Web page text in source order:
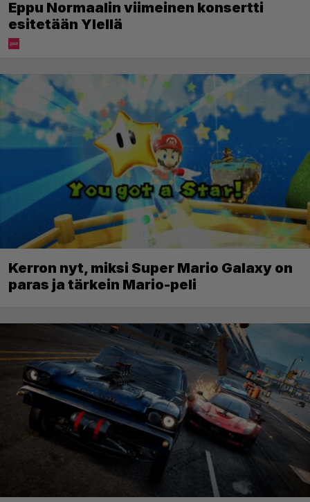
Eppu Normaalin viimeinen konsertti
esitetään Ylellä
Kerron nyt, miksi Super Mario Galaxy on
paras ja tärkein Mario-peli